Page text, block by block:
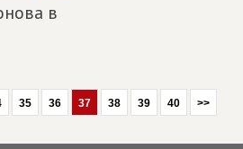
в
35 36 37 38 39 40 >>